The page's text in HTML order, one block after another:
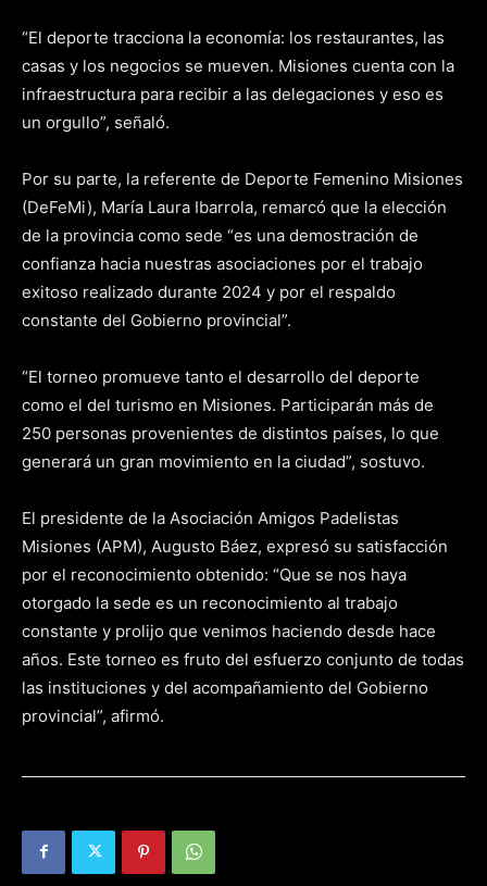
“El deporte tracciona la economía: los restaurantes, las
casas y los negocios se mueven. Misiones cuenta con la
infraestructura para recibir a las delegaciones y eso es
un orgullo”, señaló.
Por su parte, la referente de Deporte Femenino Misiones
(DeFeMi), María Laura Ibarrola, remarcó que la elección
de la provincia como sede “es una demostración de
confianza hacia nuestras asociaciones por el trabajo
exitoso realizado durante 2024 y por el respaldo
constante del Gobierno provincial”.
“El torneo promueve tanto el desarrollo del deporte
como el del turismo en Misiones. Participarán más de
250 personas provenientes de distintos países, lo que
generará un gran movimiento en la ciudad”, sostuvo.
El presidente de la Asociación Amigos Padelistas
Misiones (APM), Augusto Báez, expresó su satisfacción
por el reconocimiento obtenido: “Que se nos haya
otorgado la sede es un reconocimiento al trabajo
constante y prolijo que venimos haciendo desde hace
años. Este torneo es fruto del esfuerzo conjunto de todas
las instituciones y del acompañamiento del Gobierno
provincial”, afirmó.